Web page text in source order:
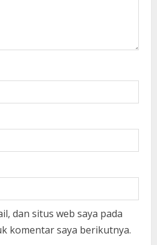
dan situs web saya pada
komentar saya berikutnya.